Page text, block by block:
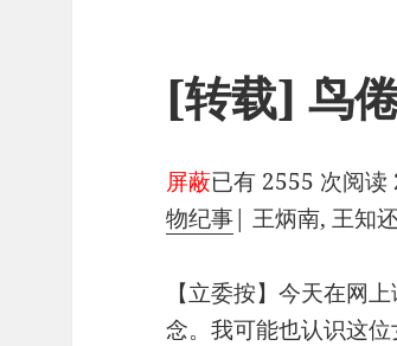
[转载] 鸟
屏蔽已有 2555 次阅读
物纪事| 王炳南, 王知
【立委按】今天在网
念。我可能也认识这